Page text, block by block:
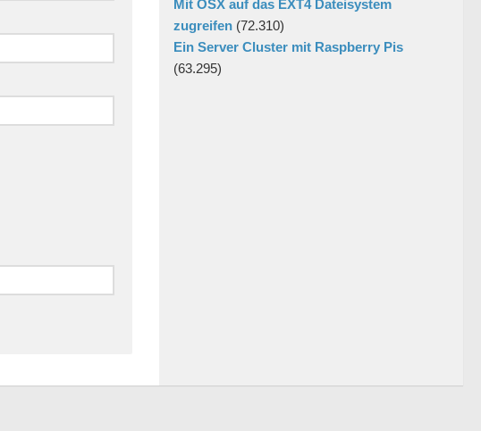
Mit OSX auf das EXT4 Dateisystem
zugreifen (72.310)
Ein Server Cluster mit Raspberry Pis
(63.295)